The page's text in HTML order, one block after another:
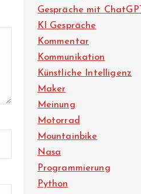
Gespräche mit ChatGPT
KI Gespräche
Kommentar
Kommunikation
Künstliche Intelligenz
Maker
Meinung
Motorrad
Mountainbike
Nasa
Programmierung
Python